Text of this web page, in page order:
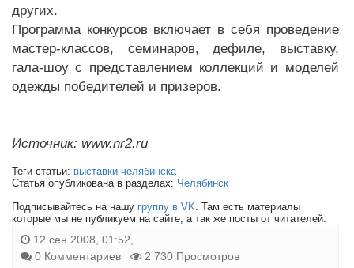
других.
Программа конкурсов включает в себя проведение
мастер-классов, семинаров, дефиле, выставку,
гала-шоу с представлением коллекций и моделей
одежды победителей и призеров.
Источник: www.nr2.ru
Теги статьи: выставки челябинска
Статья опубликована в разделах: Челябинск
Подписывайтесь на нашу группу в VK. Там есть материалы
которые мы не публикуем на сайте, а так же посты от читателей.
12 сен 2008, 01:52,
0 Комментариев
2 730 Просмотров